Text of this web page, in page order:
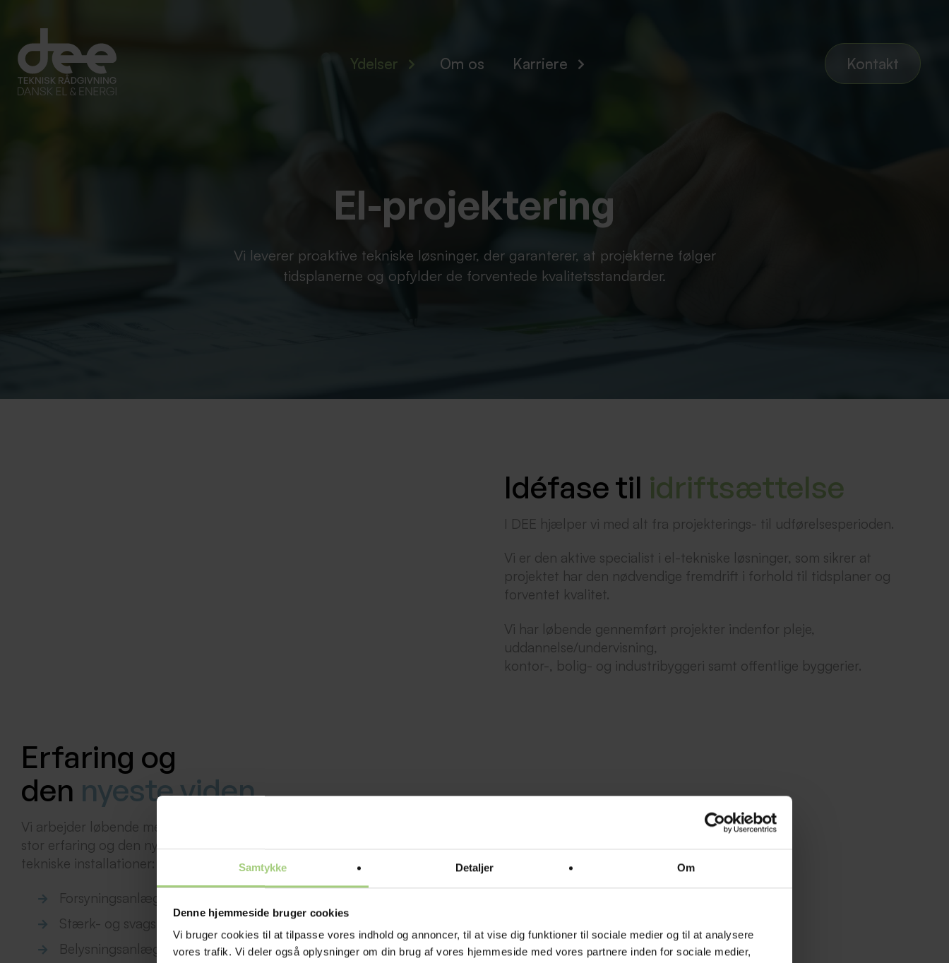
Samtykke Detaljer Om
Denne hjemmeside bruger cookies
Vi bruger cookies til at tilpasse vores indhold og annoncer, til at vise dig funktioner til sociale medier og til at analysere
vores trafik. Vi deler også oplysninger om din brug af vores hjemmeside med vores partnere inden for sociale medier,
Ydelser Om os Karriere Kontakt
El-projektering
Vi leverer proaktive tekniske løsninger, der garanterer, at projekterne følger
tidsplanerne og opfylder de forventede kvalitetsstandarder.
Idéfase til idriftsættelse
I DEE hjælper vi med alt fra projekterings- til udførelsesperioden.
Vi er den aktive specialist i el-tekniske løsninger, som sikrer at
projektet har den nødvendige fremdrift i forhold til tidsplaner og
forventet kvalitet.
Vi har løbende gennemført projekter indenfor pleje,
uddannelse/undervisning,
kontor-, bolig- og industribyggeri samt offentlige byggerier.
Erfaring og
den nyeste viden
Vi arbejder løbende med nedenstående områder og har derfor altid
stor erfaring og den nyeste viden indenfor projektering af disse el-
tekniske installationer:
Forsyningsanlæg, heriblandt opførelse af transformerstationer
Stærk- og svagstrømsinstallationer
Belysningsanlæg